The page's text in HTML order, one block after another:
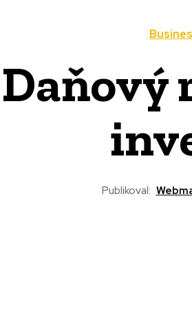
Publikoval: